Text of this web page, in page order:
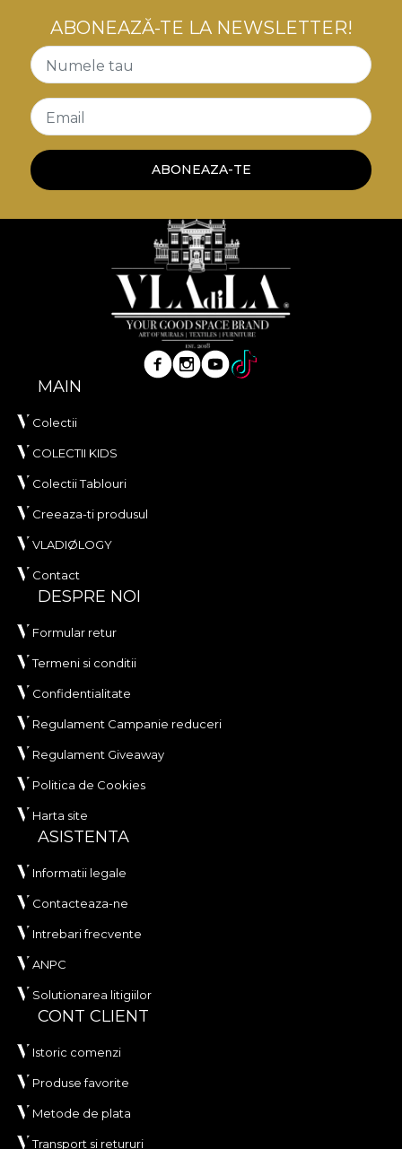
ABONEAZĂ-TE LA NEWSLETTER!
Numele tau
Email
ABONEAZA-TE
MAIN
Colectii
COLECTII KIDS
Colectii Tablouri
Creeaza-ti produsul
VLADIØLOGY
Contact
DESPRE NOI
Formular retur
Termeni si conditii
Confidentialitate
Regulament Campanie reduceri
Regulament Giveaway
Politica de Cookies
Harta site
ASISTENTA
Informatii legale
Contacteaza-ne
Intrebari frecvente
ANPC
Solutionarea litigiilor
CONT CLIENT
Istoric comenzi
Produse favorite
Metode de plata
Transport si retururi